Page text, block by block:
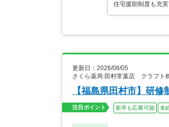
住宅援助制度も充
更新日：2026/08/05
さくら薬局 田村常葉店 クラフト
【福島県田村市】研
注目ポイント 新卒も応募可能 未